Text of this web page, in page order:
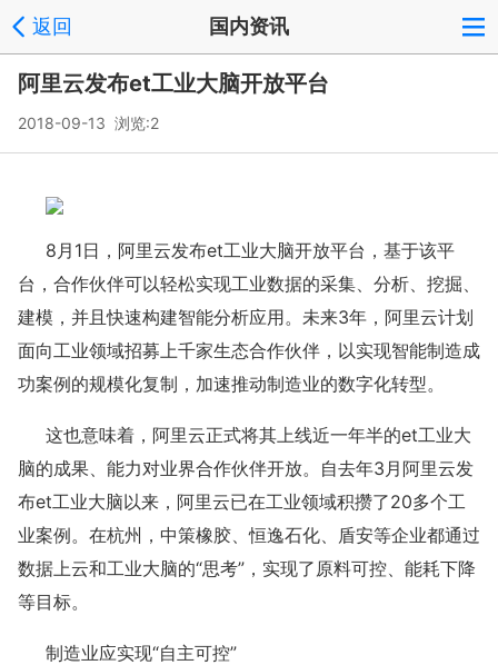
返回 国内资讯
阿里云发布et工业大脑开放平台
2018-09-13 浏览:2
8月1日，阿里云发布et工业大脑开放平台，基于该平
台，合作伙伴可以轻松实现工业数据的采集、分析、挖掘、
建模，并且快速构建智能分析应用。未来3年，阿里云计划
面向工业领域招募上千家生态合作伙伴，以实现智能制造成
功案例的规模化复制，加速推动制造业的数字化转型。
这也意味着，阿里云正式将其上线近一年半的et工业大
脑的成果、能力对业界合作伙伴开放。自去年3月阿里云发
布et工业大脑以来，阿里云已在工业领域积攒了20多个工
业案例。在杭州，中策橡胶、恒逸石化、盾安等企业都通过
数据上云和工业大脑的“思考”，实现了原料可控、能耗下降
等目标。
制造业应实现“自主可控”